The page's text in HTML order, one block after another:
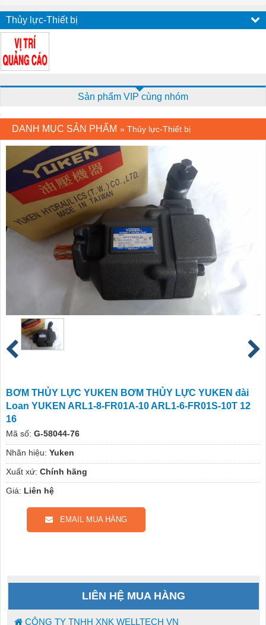
Thủy lực-Thiết bị
Sản phẩm VIP cùng nhóm
DANH MỤC SẢN PHẨM » Thủy lực-Thiết bị
BƠM THỦY LỰC YUKEN BƠM THỦY LỰC YUKEN đài
Loan YUKEN ARL1-8-FR01A-10 ARL1-6-FR01S-10T 12
16
Mã số: G-58044-76
Nhãn hiệu: Yuken
Xuất xứ: Chính hãng
Giá: Liên hệ
EMAIL MUA HÀNG
LIÊN HỆ MUA HÀNG
CÔNG TY TNHH XNK WELLTECH VN